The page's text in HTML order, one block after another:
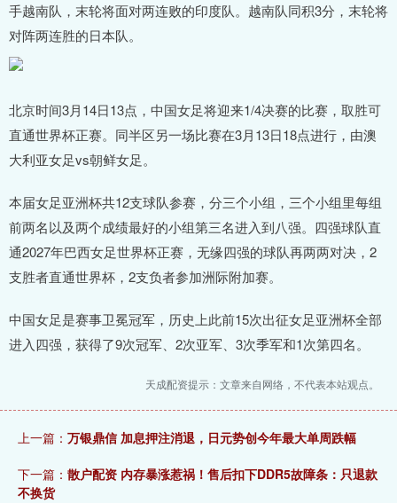
手越南队，末轮将面对两连败的印度队。越南队同积3分，末轮将
对阵两连胜的日本队。
北京时间3月14日13点，中国女足将迎来1/4决赛的比赛，取胜可
直通世界杯正赛。同半区另一场比赛在3月13日18点进行，由澳
大利亚女足vs朝鲜女足。
本届女足亚洲杯共12支球队参赛，分三个小组，三个小组里每组
前两名以及两个成绩最好的小组第三名进入到八强。四强球队直
通2027年巴西女足世界杯正赛，无缘四强的球队再两两对决，2
支胜者直通世界杯，2支负者参加洲际附加赛。
中国女足是赛事卫冕冠军，历史上此前15次出征女足亚洲杯全部
进入四强，获得了9次冠军、2次亚军、3次季军和1次第四名。
天成配资提示：文章来自网络，不代表本站观点。
上一篇： 万银鼎信 加息押注消退，日元势创今年最大单周跌幅
下一篇： 散户配资 内存暴涨惹祸！售后扣下DDR5故障条：只退款
不换货